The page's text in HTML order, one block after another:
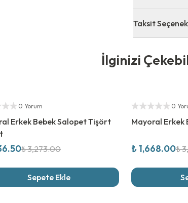
Taksit
Satıcı
0 Yorum
Erkek Bebek Salopet Tişört
₺ 3,273.00
Sepete Ekle
Yetkili Satıcı
0
Mayoral Erkek
₺ 1,668.00₺